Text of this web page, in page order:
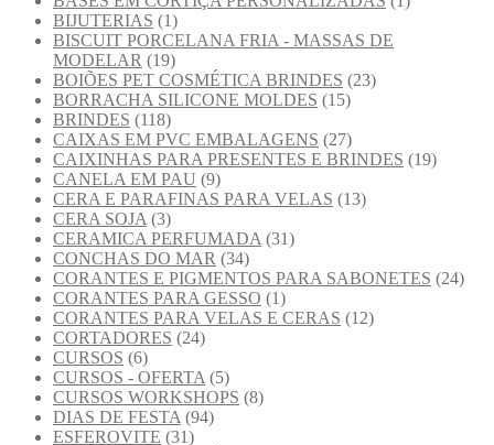
BIJUTERIAS (1)
BISCUIT PORCELANA FRIA - MASSAS DE
MODELAR (19)
BOIÕES PET COSMÉTICA BRINDES (23)
BORRACHA SILICONE MOLDES (15)
BRINDES (118)
CAIXAS EM PVC EMBALAGENS (27)
CAIXINHAS PARA PRESENTES E BRINDES (19)
CANELA EM PAU (9)
CERA E PARAFINAS PARA VELAS (13)
CERA SOJA (3)
CERAMICA PERFUMADA (31)
CONCHAS DO MAR (34)
CORANTES E PIGMENTOS PARA SABONETES (24)
CORANTES PARA GESSO (1)
CORANTES PARA VELAS E CERAS (12)
CORTADORES (24)
CURSOS (6)
CURSOS - OFERTA (5)
CURSOS WORKSHOPS (8)
DIAS DE FESTA (94)
ESFEROVITE (31)